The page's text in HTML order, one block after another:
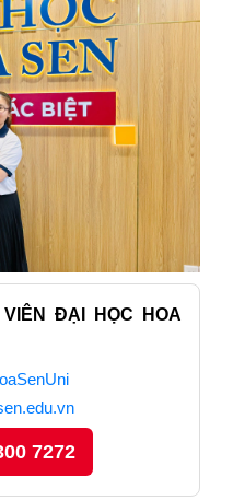
ĐẠI HỌC HOA
7272